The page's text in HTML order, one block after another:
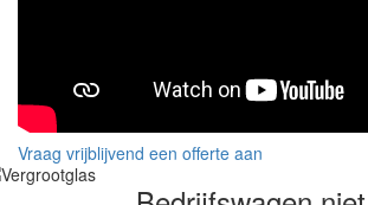
Vraag vrijblijvend een offerte aan